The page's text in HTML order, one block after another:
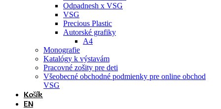
Odpadnesh x VSG
VSG
Precious Plastic
Autorské grafiky
A4
Monografie
Katalógy k výstavám
Pracovné zošity pre deti
Všeobecné obchodné podmienky pre online obchod
VSG
Košík
EN